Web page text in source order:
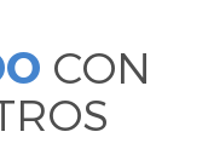
CON